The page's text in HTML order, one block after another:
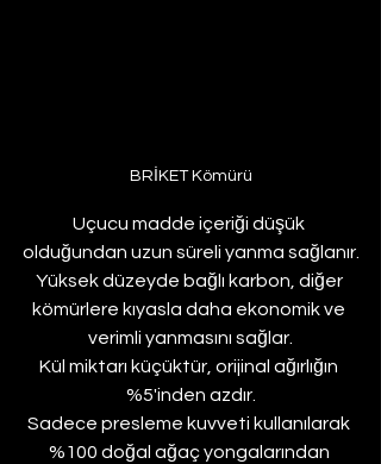
BRİKET Kömürü
Uçucu madde içeriği düşük
olduğundan uzun süreli yanma sağlanır.
Yüksek düzeyde bağlı karbon, diğer
kömürlere kıyasla daha ekonomik ve
verimli yanmasını sağlar.
Kül miktarı küçüktür, orijinal ağırlığın
%5'inden azdır.
Sadece presleme kuvveti kullanılarak
%100 doğal ağaç yongalarından